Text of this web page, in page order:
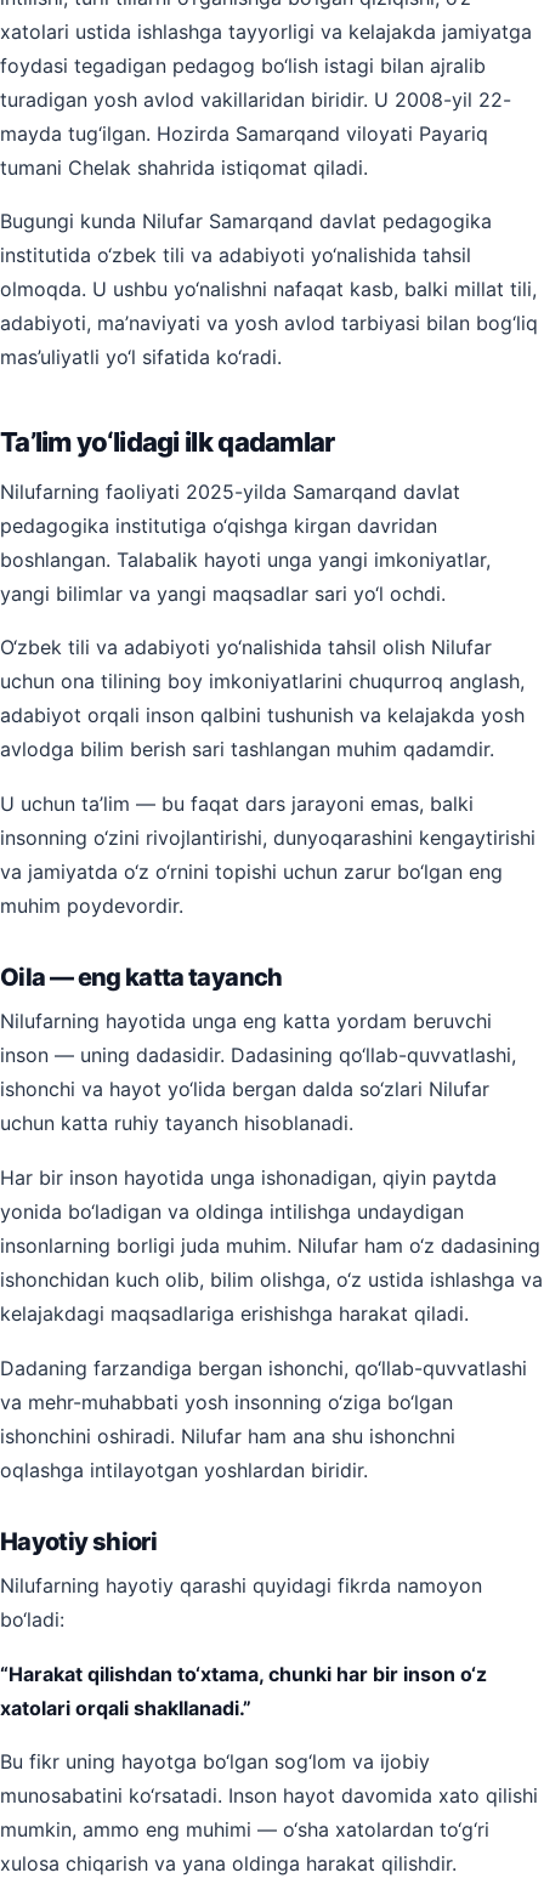
xatolari ustida ishlashga tayyorligi va kelajakda jamiyatga
foydasi tegadigan pedagog bo‘lish istagi bilan ajralib
turadigan yosh avlod vakillaridan biridir. U 2008-yil 22-
mayda tug‘ilgan. Hozirda Samarqand viloyati Payariq
tumani Chelak shahrida istiqomat qiladi.
Bugungi kunda Nilufar Samarqand davlat pedagogika
institutida o‘zbek tili va adabiyoti yo‘nalishida tahsil
olmoqda. U ushbu yo‘nalishni nafaqat kasb, balki millat tili,
adabiyoti, ma’naviyati va yosh avlod tarbiyasi bilan bog‘liq
mas’uliyatli yo‘l sifatida ko‘radi.
Ta’lim yo‘lidagi ilk qadamlar
Nilufarning faoliyati 2025-yilda Samarqand davlat
pedagogika institutiga o‘qishga kirgan davridan
boshlangan. Talabalik hayoti unga yangi imkoniyatlar,
yangi bilimlar va yangi maqsadlar sari yo‘l ochdi.
O‘zbek tili va adabiyoti yo‘nalishida tahsil olish Nilufar
uchun ona tilining boy imkoniyatlarini chuqurroq anglash,
adabiyot orqali inson qalbini tushunish va kelajakda yosh
avlodga bilim berish sari tashlangan muhim qadamdir.
U uchun ta’lim — bu faqat dars jarayoni emas, balki
insonning o‘zini rivojlantirishi, dunyoqarashini kengaytirishi
va jamiyatda o‘z o‘rnini topishi uchun zarur bo‘lgan eng
muhim poydevordir.
Oila — eng katta tayanch
Nilufarning hayotida unga eng katta yordam beruvchi
inson — uning dadasidir. Dadasining qo‘llab-quvvatlashi,
ishonchi va hayot yo‘lida bergan dalda so‘zlari Nilufar
uchun katta ruhiy tayanch hisoblanadi.
Har bir inson hayotida unga ishonadigan, qiyin paytda
yonida bo‘ladigan va oldinga intilishga undaydigan
insonlarning borligi juda muhim. Nilufar ham o‘z dadasining
ishonchidan kuch olib, bilim olishga, o‘z ustida ishlashga va
kelajakdagi maqsadlariga erishishga harakat qiladi.
Dadaning farzandiga bergan ishonchi, qo‘llab-quvvatlashi
va mehr-muhabbati yosh insonning o‘ziga bo‘lgan
ishonchini oshiradi. Nilufar ham ana shu ishonchni
oqlashga intilayotgan yoshlardan biridir.
Hayotiy shiori
Nilufarning hayotiy qarashi quyidagi fikrda namoyon
bo‘ladi:
“Harakat qilishdan to‘xtama, chunki har bir inson o‘z
xatolari orqali shakllanadi.”
Bu fikr uning hayotga bo‘lgan sog‘lom va ijobiy
munosabatini ko‘rsatadi. Inson hayot davomida xato qilishi
mumkin, ammo eng muhimi — o‘sha xatolardan to‘g‘ri
xulosa chiqarish va yana oldinga harakat qilishdir.